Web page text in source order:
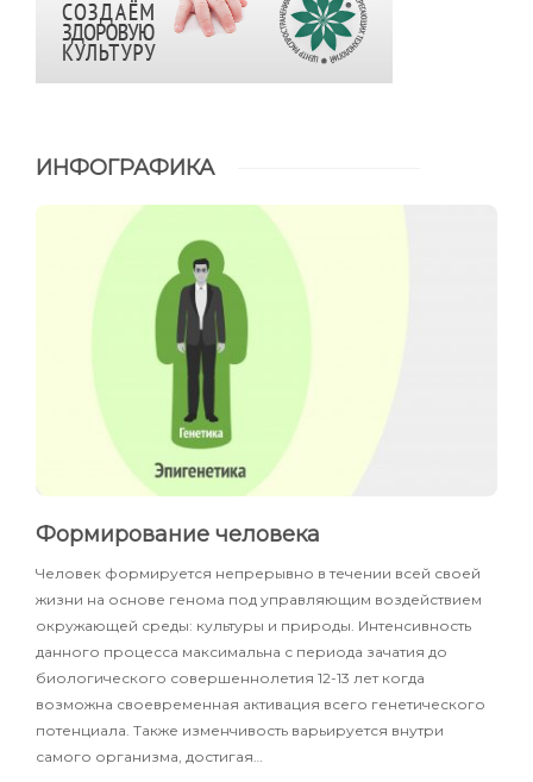
ИНФОГРАФИКА
Формирование человека
Человек формируется непрерывно в течении всей своей
жизни на основе генома под управляющим воздействием
окружающей среды: культуры и природы. Интенсивность
данного процесса максимальна с периода зачатия до
биологического совершеннолетия 12-13 лет когда
возможна своевременная активация всего генетического
потенциала. Также изменчивость варьируется внутри
самого организма, достигая…